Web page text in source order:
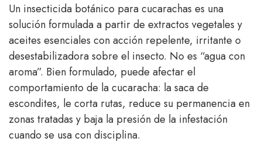
Un insecticida botánico para cucarachas es una
solución formulada a partir de extractos vegetales y
aceites esenciales con acción repelente, irritante o
desestabilizadora sobre el insecto. No es “agua con
aroma”. Bien formulado, puede afectar el
comportamiento de la cucaracha: la saca de
escondites, le corta rutas, reduce su permanencia en
zonas tratadas y baja la presión de la infestación
cuando se usa con disciplina.